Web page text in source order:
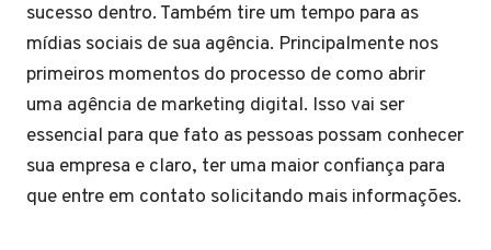
sucesso dentro. Também tire um tempo para as
mídias sociais de sua agência. Principalmente nos
primeiros momentos do processo de como abrir
uma agência de marketing digital. Isso vai ser
essencial para que fato as pessoas possam conhecer
sua empresa e claro, ter uma maior confiança para
que entre em contato solicitando mais informações.